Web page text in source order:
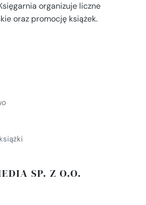
organizuje liczne
oraz promocję książek.
SP. Z O.O.